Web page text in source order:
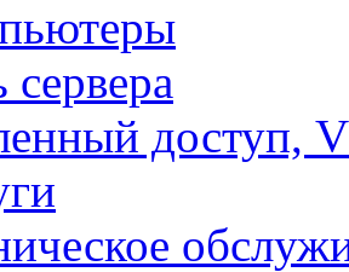
сервера
доступ,